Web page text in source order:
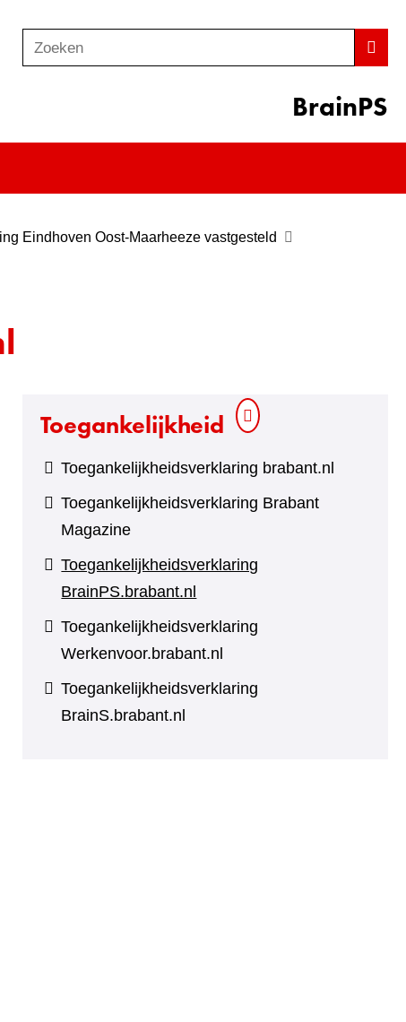
o
e
Zoeken
BrainPS
Eindhoven Oost-Maarheeze vastgesteld
Toegankelijkheid
Toegankelijkheidsverklaring brabant.nl
Toegankelijkheidsverklaring Brabant
Magazine
Toegankelijkheidsverklaring
BrainPS.brabant.nl
Toegankelijkheidsverklaring
Werkenvoor.brabant.nl
Toegankelijkheidsverklaring
BrainS.brabant.nl